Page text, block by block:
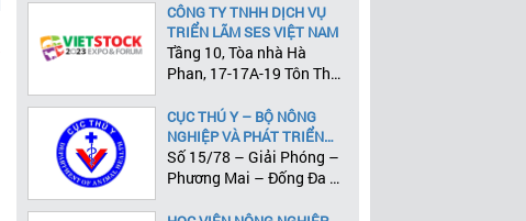
CÔNG TY TNHH DỊCH VỤ
TRIỂN LÃM SES VIỆT NAM
Tầng 10, Tòa nhà Hà
Phan, 17-17A-19 Tôn Thất
Lão, Quận 1, Tp.HCM
CỤC THÚ Y – BỘ NÔNG
NGHIỆP VÀ PHÁT TRIỂN
NÔNG THÔN
Số 15/78 – Giải Phóng –
Phương Mai – Đống Đa –